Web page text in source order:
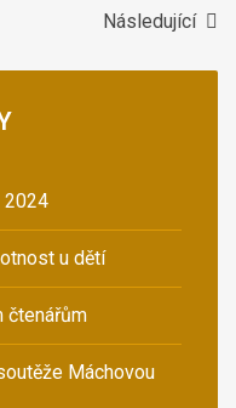
Následující
2024
u dětí
čtenářům
Máchovou